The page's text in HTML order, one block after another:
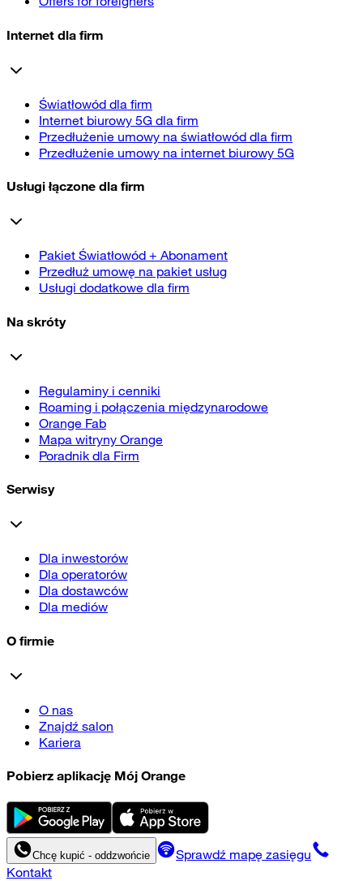
Internet dla firm
Światłowód dla firm
Internet biurowy 5G dla firm
Przedłużenie umowy na światłowód dla firm
Przedłużenie umowy na internet biurowy 5G
Usługi łączone dla firm
Pakiet Światłowód + Abonament
Przedłuż umowę na pakiet usług
Usługi dodatkowe dla firm
Na skróty
Regulaminy i cenniki
Roaming i połączenia międzynarodowe
Orange Fab
Mapa witryny Orange
Poradnik dla Firm
Serwisy
Dla inwestorów
Dla operatorów
Dla dostawców
Dla mediów
O firmie
O nas
Znajdź salon
Kariera
Pobierz aplikację Mój Orange
Chcę kupić - oddzwońcie
Sprawdź mapę zasięgu
Kontakt